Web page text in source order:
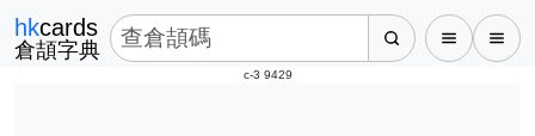
hkcards
倉頡字典
c-3 9429